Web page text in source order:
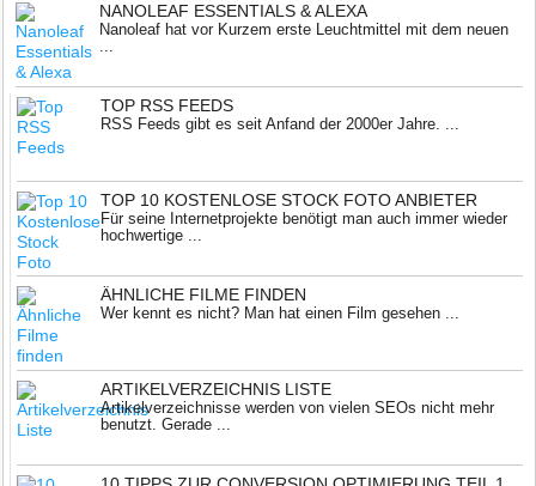
NANOLEAF ESSENTIALS & ALEXA
Nanoleaf hat vor Kurzem erste Leuchtmittel mit dem neuen
...
TOP RSS FEEDS
RSS Feeds gibt es seit Anfand der 2000er Jahre. ...
TOP 10 KOSTENLOSE STOCK FOTO ANBIETER
Für seine Internetprojekte benötigt man auch immer wieder
hochwertige ...
ÄHNLICHE FILME FINDEN
Wer kennt es nicht? Man hat einen Film gesehen ...
ARTIKELVERZEICHNIS LISTE
Artikelverzeichnisse werden von vielen SEOs nicht mehr
benutzt. Gerade ...